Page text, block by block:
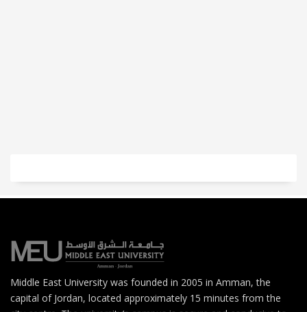
Middle East University was founded in 2005 in Amman, the
capital of Jordan, located approximately 15 minutes from the